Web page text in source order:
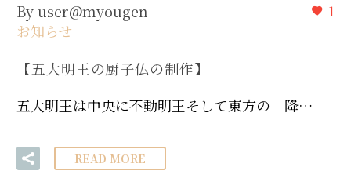
1
By user@myougen
お知らせ
【五大明王の厨子仏の制作】
五大明王は中央に不動明王そして東方の「降…
READ MORE